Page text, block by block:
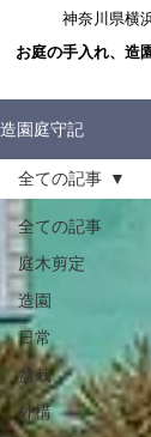
神奈川県横
お庭の手入れ、造
造園庭守記
全ての記事
庭木剪定
造園
日常
盆栽
外構
全ての記事